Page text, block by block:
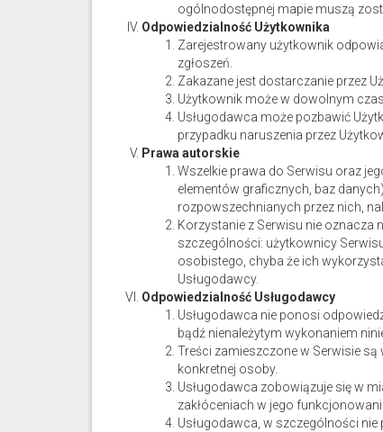
ogólnodostępnej mapie muszą
Odpowiedzialność Użytkownika
Zarejestrowany użytkownik
zgłoszeń.
Zakazane jest dostarczanie przez
Użytkownik może w dowolnym
Usługodawca może pozbawić
przypadku naruszenia przez
Prawa autorskie
Wszelkie prawa do Serwisu oraz
elementów graficznych, baz
rozpowszechnianych przez nich,
Korzystanie z Serwisu nie oznacza
szczególności: użytkownicy
osobistego, chyba że ich
Usługodawcy.
Odpowiedzialność Usługodawcy
Usługodawca nie ponosi
bądź nienależytym wykonaniem
Treści zamieszczone w Serwisie są
konkretnej osoby.
Usługodawca zobowiązuje się w
zakłóceniach w jego
Usługodawca, w szczególności